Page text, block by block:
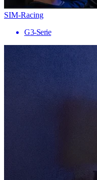
SIM-Racing
G3-Serie